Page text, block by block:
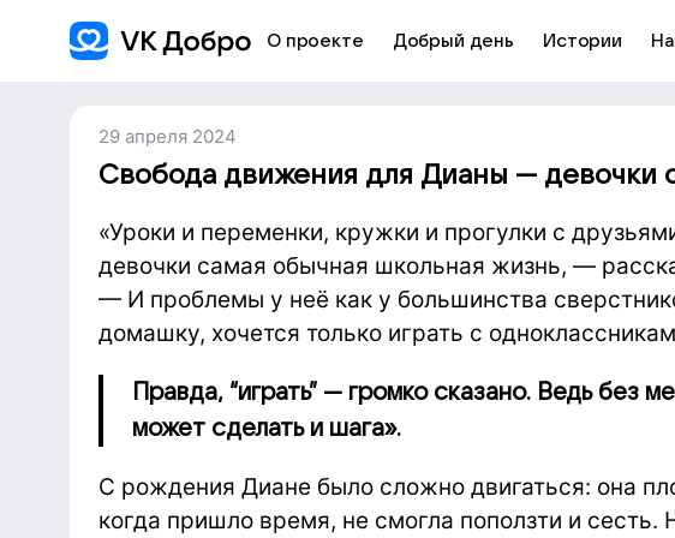
О проекте Добрый день Истории
29 апреля 2024
Свобода движения для Дианы — девочки
«Уроки и переменки, кружки и прогулки с
девочки самая обычная школьная жизнь, —
— И проблемы у неё как у большинства
домашку, хочется только играть с
Правда, “играть” — громко сказано. Ведь без
может сделать и шага».
С рождения Диане было сложно двигаться: она
когда пришло время, не смогла поползти и сесть.